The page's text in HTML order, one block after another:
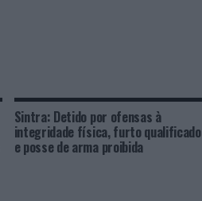
Sintra: Detido por ofensas à
integridade física, furto qualificado
e posse de arma proibida